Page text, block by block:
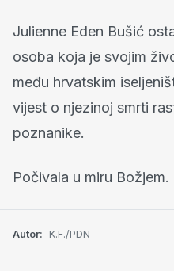
Julienne Eden Bušić
osoba koja je svojim
među hrvatskim
vijest o njezinoj smrti
poznanike.
Počivala u miru Božjem.
Autor: K.F./PDN